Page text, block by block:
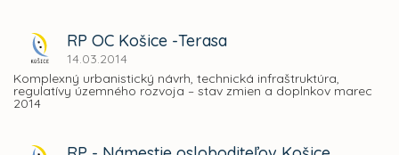
RP OC Košice -Terasa
14.03.2014
Komplexný urbanistický návrh, technická infraštruktúra,
regulatívy územného rozvoja – stav zmien a doplnkov marec
2014